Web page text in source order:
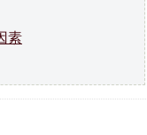
素